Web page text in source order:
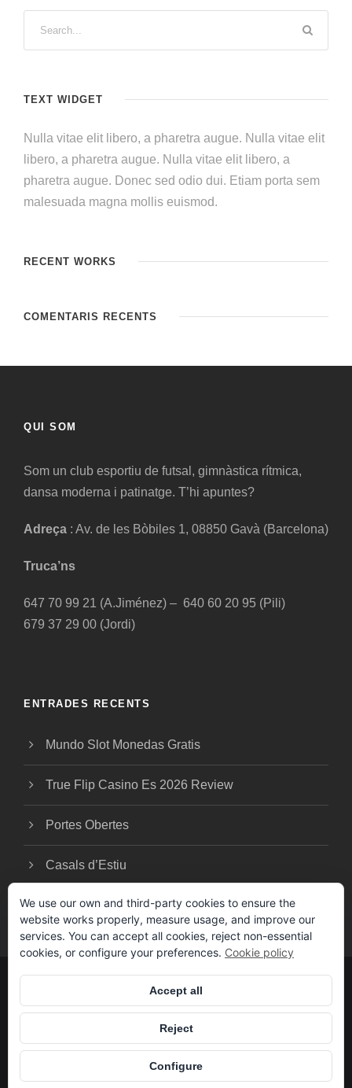
TEXT WIDGET
Nulla vitae elit libero, a pharetra augue. Nulla vitae elit
libero, a pharetra augue. Nulla vitae elit libero, a
pharetra augue. Donec sed odio dui. Etiam porta sem
malesuada magna mollis euismod.
RECENT WORKS
COMENTARIS RECENTS
QUI SOM
Som un club esportiu de futsal, gimnàstica rítmica,
dansa moderna i patinatge. T’hi apuntes?
Adreça : Av. de les Bòbiles 1, 08850 Gavà (Barcelona)
Truca’ns
647 70 99 21 (A.Jiménez) – 640 60 20 95 (Pili)
679 37 29 00 (Jordi)
ENTRADES RECENTS
Mundo Slot Monedas Gratis
True Flip Casino Es 2026 Review
Portes Obertes
Casals d’Estiu
© COPYRIGHT 2025 -
REALITZAT PER
We use our own and third-party cookies to ensure the
website works properly, measure usage, and improve our
services. You can accept all cookies, reject non-essential
cookies, or configure your preferences. Cookie policy
Accept all
Reject
Configure